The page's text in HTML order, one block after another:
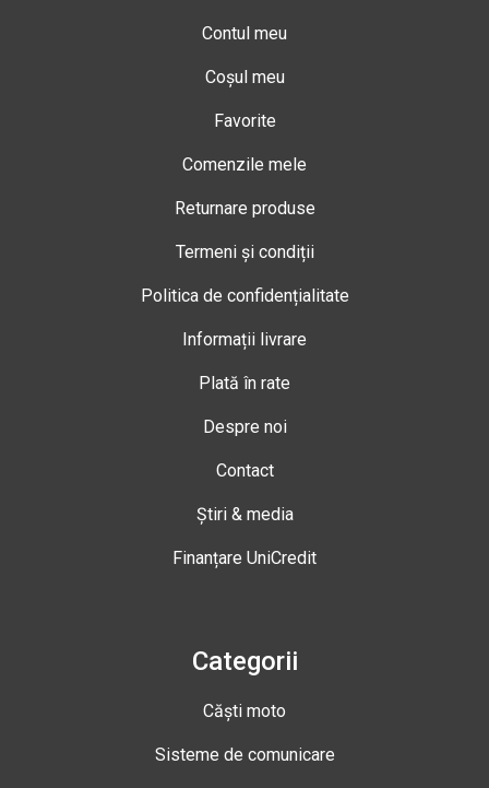
Contul meu
Coșul meu
Favorite
Comenzile mele
Returnare produse
Termeni și condiții
Politica de confidențialitate
Informații livrare
Plată în rate
Despre noi
Contact
Știri & media
Finanțare UniCredit
Categorii
Căști moto
Sisteme de comunicare